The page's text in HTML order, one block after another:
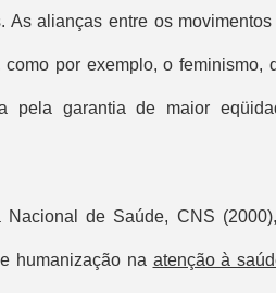
As alianças entre os
como por exemplo, o feminismo,
pela garantia de maior
Nacional de Saúde, CNS
humanizaçãona atenção à